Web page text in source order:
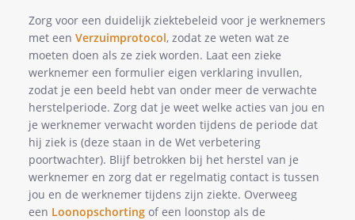
Zorg voor een duidelijk ziektebeleid voor je werknemers
met een Verzuimprotocol, zodat ze weten wat ze
moeten doen als ze ziek worden. Laat een zieke
werknemer een formulier eigen verklaring invullen,
zodat je een beeld hebt van onder meer de verwachte
herstelperiode. Zorg dat je weet welke acties van jou en
je werknemer verwacht worden tijdens de periode dat
hij ziek is (deze staan in de Wet verbetering
poortwachter). Blijf betrokken bij het herstel van je
werknemer en zorg dat er regelmatig contact is tussen
jou en de werknemer tijdens zijn ziekte. Overweeg
een Loonopschorting of een loonstop als de